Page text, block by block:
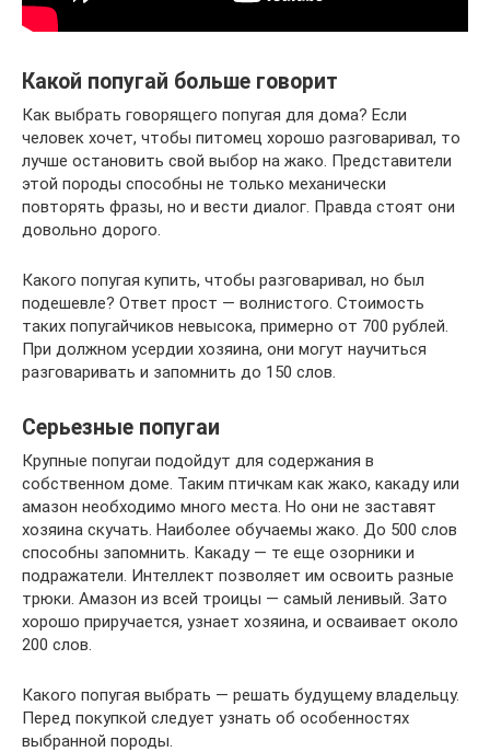
Какой попугай больше говорит
Как выбрать говорящего попугая для дома? Если
человек хочет, чтобы питомец хорошо разговаривал, то
лучше остановить свой выбор на жако. Представители
этой породы способны не только механически
повторять фразы, но и вести диалог. Правда стоят они
довольно дорого.
Какого попугая купить, чтобы разговаривал, но был
подешевле? Ответ прост — волнистого. Стоимость
таких попугайчиков невысока, примерно от 700 рублей.
При должном усердии хозяина, они могут научиться
разговаривать и запомнить до 150 слов.
Серьезные попугаи
Крупные попугаи подойдут для содержания в
собственном доме. Таким птичкам как жако, какаду или
амазон необходимо много места. Но они не заставят
хозяина скучать. Наиболее обучаемы жако. До 500 слов
способны запомнить. Какаду — те еще озорники и
подражатели. Интеллект позволяет им освоить разные
трюки. Амазон из всей троицы — самый ленивый. Зато
хорошо приручается, узнает хозяина, и осваивает около
200 слов.
Какого попугая выбрать — решать будущему владельцу.
Перед покупкой следует узнать об особенностях
выбранной породы.